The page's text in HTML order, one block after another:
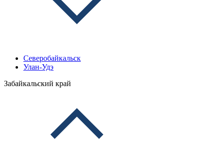
Северобайкальск
Улан-Удэ
Забайкальский край